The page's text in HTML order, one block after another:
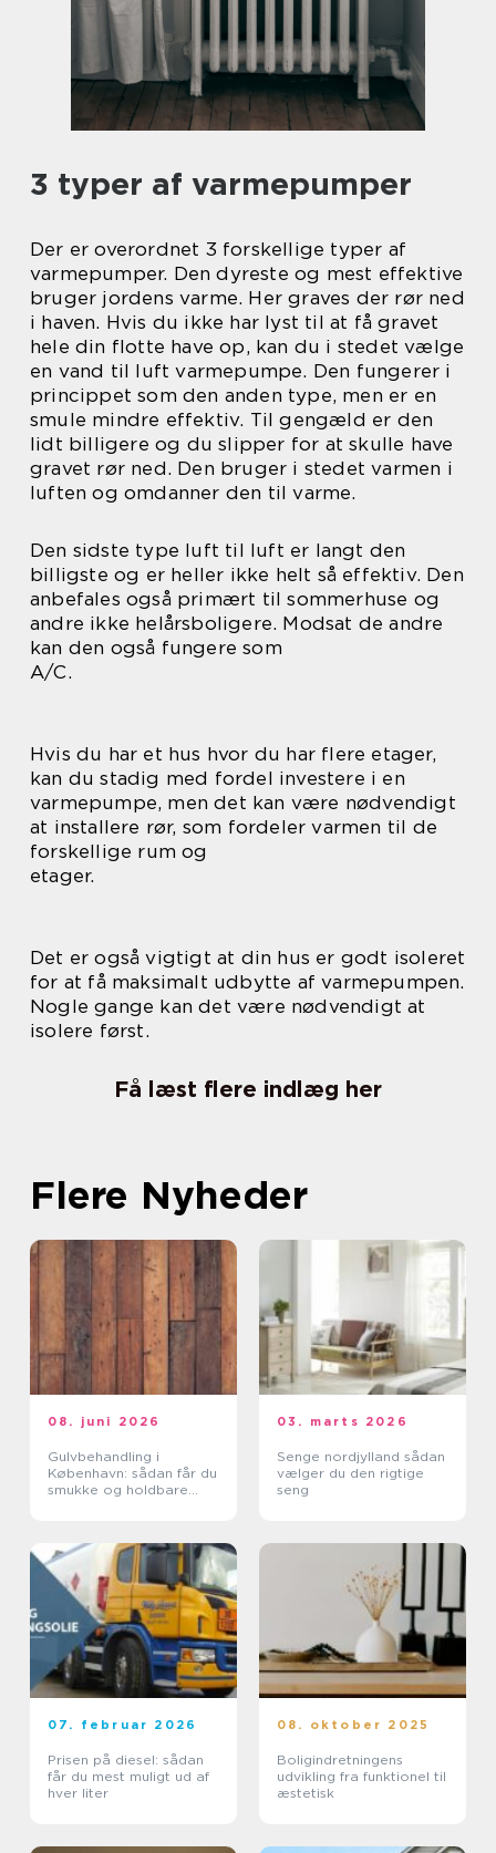
3 typer af varmepumper
Der er overordnet 3 forskellige typer af
varmepumper. Den dyreste og mest effektive
bruger jordens varme. Her graves der rør ned
i haven. Hvis du ikke har lyst til at få gravet
hele din flotte have op, kan du i stedet vælge
en vand til luft varmepumpe. Den fungerer i
princippet som den anden type, men er en
smule mindre effektiv. Til gengæld er den
lidt billigere og du slipper for at skulle have
gravet rør ned. Den bruger i stedet varmen i
luften og omdanner den til varme.
Den sidste type luft til luft er langt den
billigste og er heller ikke helt så effektiv. Den
anbefales også primært til sommerhuse og
andre ikke helårsboligere. Modsat de andre
kan den også fungere som
A/C.
Hvis du har et hus hvor du har flere etager,
kan du stadig med fordel investere i en
varmepumpe, men det kan være nødvendigt
at installere rør, som fordeler varmen til de
forskellige rum og
etager.
Det er også vigtigt at din hus er godt isoleret
for at få maksimalt udbytte af varmepumpen.
Nogle gange kan det være nødvendigt at
isolere først.
Få læst flere indlæg her
Flere Nyheder
08. juni 2026
Gulvbehandling i
København: sådan får du
smukke og holdbare
03. marts 2026
Senge nordjylland sådan
vælger du den rigtige
seng
07. februar 2026
Prisen på diesel: sådan
får du mest muligt ud af
hver liter
08. oktober 2025
Boligindretningens
udvikling fra funktionel til
æstetisk